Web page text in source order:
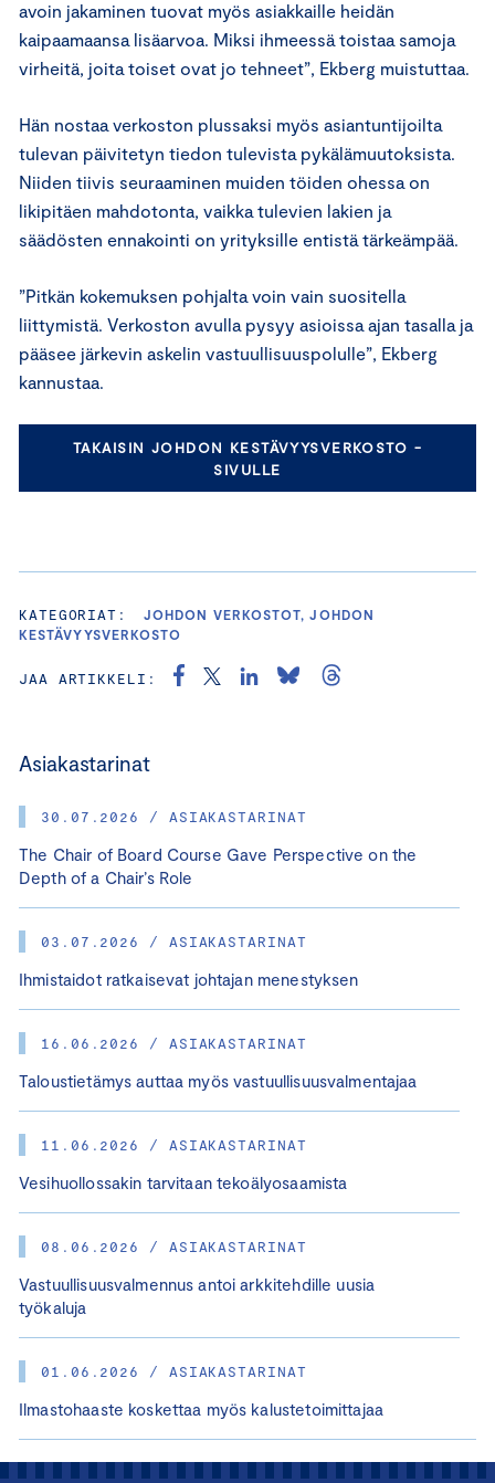
Asiakastarinat
30.07.2026 / ASIAKASTARINAT
The Chair of Board Course Gave Perspective on the
Depth of a Chair’s Role
03.07.2026 / ASIAKASTARINAT
Ihmistaidot ratkaisevat johtajan menestyksen
16.06.2026 / ASIAKASTARINAT
Taloustietämys auttaa myös vastuullisuusvalmentajaa
11.06.2026 / ASIAKASTARINAT
Vesihuollossakin tarvitaan tekoälyosaamista
08.06.2026 / ASIAKASTARINAT
Vastuullisuusvalmennus antoi arkkitehdille uusia
työkaluja
01.06.2026 / ASIAKASTARINAT
Ilmastohaaste koskettaa myös kalustetoimittajaa
avoin jakaminen tuovat myös asiakkaille heidän
kaipaamaansa lisäarvoa. Miksi ihmeessä toistaa samoja
virheitä, joita toiset ovat jo tehneet”, Ekberg muistuttaa.
Hän nostaa verkoston plussaksi myös asiantuntijoilta
tulevan päivitetyn tiedon tulevista pykälämuutoksista.
Niiden tiivis seuraaminen muiden töiden ohessa on
likipitäen mahdotonta, vaikka tulevien lakien ja
säädösten ennakointi on yrityksille entistä tärkeämpää.
”Pitkän kokemuksen pohjalta voin vain suositella
liittymistä. Verkoston avulla pysyy asioissa ajan tasalla ja
pääsee järkevin askelin vastuullisuuspolulle”, Ekberg
kannustaa.
TAKAISIN JOHDON KESTÄVYYSVERKOSTO -
SIVULLE
KATEGORIAT:
JOHDON VERKOSTOT, JOHDON
KESTÄVYYSVERKOSTO
JAA ARTIKKELI: